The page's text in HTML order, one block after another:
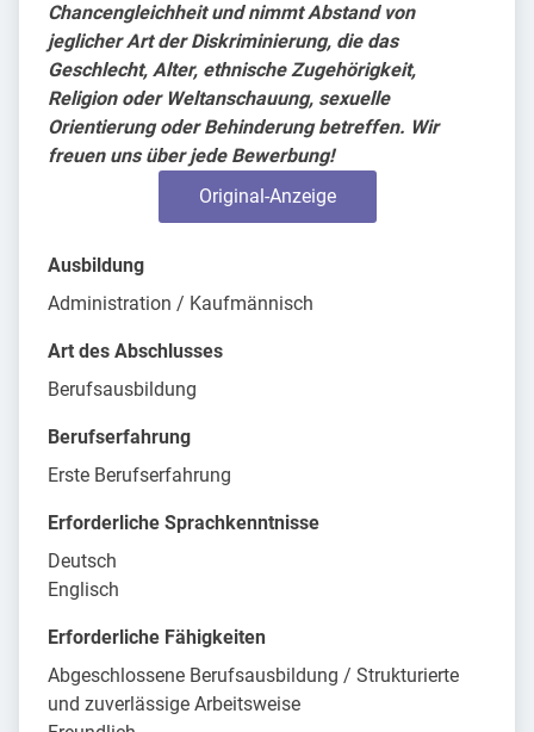
Chancengleichheit und nimmt Abstand von
jeglicher Art der Diskriminierung, die das
Geschlecht, Alter, ethnische Zugehörigkeit,
Religion oder Weltanschauung, sexuelle
Orientierung oder Behinderung betreffen. Wir
freuen uns über jede Bewerbung!
Original-Anzeige
Ausbildung
Administration / Kaufmännisch
Art des Abschlusses
Berufsausbildung
Berufserfahrung
Erste Berufserfahrung
Erforderliche Sprachkenntnisse
Deutsch
Englisch
Erforderliche Fähigkeiten
Abgeschlossene Berufsausbildung / Strukturierte
und zuverlässige Arbeitsweise